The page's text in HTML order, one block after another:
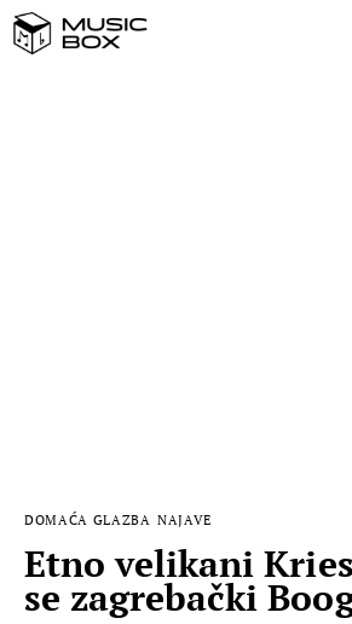
DOMAĆA GLAZBA NAJAVE
Etno velikani
se zagrebački